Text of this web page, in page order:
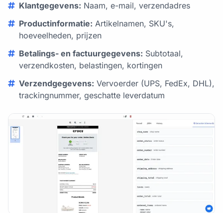
Klantgegevens: Naam, e-mail, verzendadres
Productinformatie: Artikelnamen, SKU's,
hoeveelheden, prijzen
Betalings- en factuurgegevens: Subtotaal,
verzendkosten, belastingen, kortingen
Verzendgegevens: Vervoerder (UPS, FedEx, DHL),
trackingnummer, geschatte leverdatum